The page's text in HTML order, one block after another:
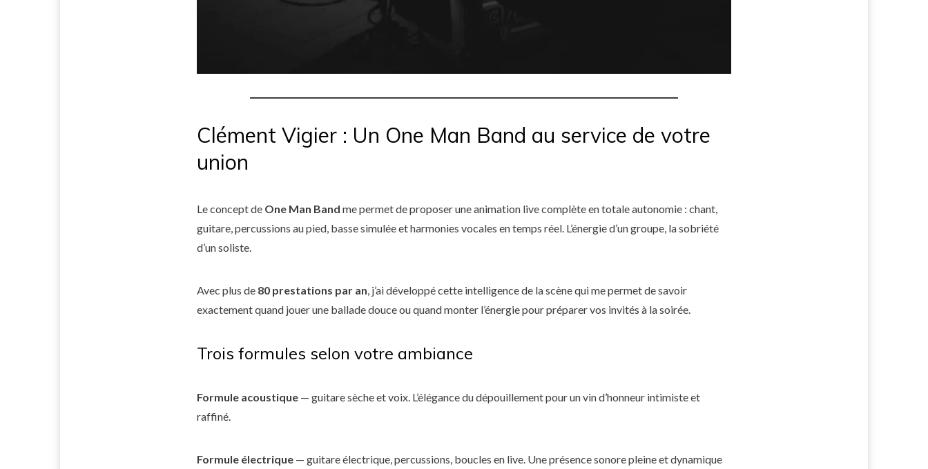
Clément Vigier : Un One Man Band au service de votre
union
Le concept de One Man Band me permet de proposer une animation live complète en totale autonomie : chant,
guitare, percussions au pied, basse simulée et harmonies vocales en temps réel. L’énergie d’un groupe, la sobriété
d’un soliste.
Avec plus de 80 prestations par an , j’ai développé cette intelligence de la scène qui me permet de savoir
exactement quand jouer une ballade douce ou quand monter l’énergie pour préparer vos invités à la soirée.
Trois formules selon votre ambiance
Formule acoustique — guitare sèche et voix. L’élégance du dépouillement pour un vin d’honneur intimiste et
raffiné.
Formule électrique — guitare électrique, percussions, boucles en live. Une présence sonore pleine et dynamique